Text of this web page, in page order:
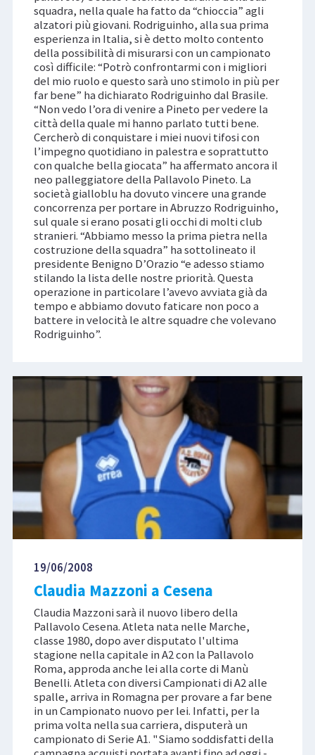
squadra, nella quale ha fatto da “chioccia” agli
alzatori più giovani. Rodriguinho, alla sua prima
esperienza in Italia, si è detto molto contento
della possibilità di misurarsi con un campionato
così difficile: “Potrò confrontarmi con i migliori
del mio ruolo e questo sarà uno stimolo in più per
far bene” ha dichiarato Rodriguinho dal Brasile.
“Non vedo l’ora di venire a Pineto per vedere la
città della quale mi hanno parlato tutti bene.
Cercherò di conquistare i miei nuovi tifosi con
l’impegno quotidiano in palestra e soprattutto
con qualche bella giocata” ha affermato ancora il
neo palleggiatore della Pallavolo Pineto. La
società gialloblu ha dovuto vincere una grande
concorrenza per portare in Abruzzo Rodriguinho,
sul quale si erano posati gli occhi di molti club
stranieri. “Abbiamo messo la prima pietra nella
costruzione della squadra” ha sottolineato il
presidente Benigno D’Orazio “e adesso stiamo
stilando la lista delle nostre priorità. Questa
operazione in particolare l’avevo avviata già da
tempo e abbiamo dovuto faticare non poco a
battere in velocità le altre squadre che volevano
Rodriguinho”.
19/06/2008
Claudia Mazzoni a Cesena
Claudia Mazzoni sarà il nuovo libero della
Pallavolo Cesena. Atleta nata nelle Marche,
classe 1980, dopo aver disputato l'ultima
stagione nella capitale in A2 con la Pallavolo
Roma, approda anche lei alla corte di Manù
Benelli. Atleta con diversi Campionati di A2 alle
spalle, arriva in Romagna per provare a far bene
in un Campionato nuovo per lei. Infatti, per la
prima volta nella sua carriera, disputerà un
campionato di Serie A1. "Siamo soddisfatti della